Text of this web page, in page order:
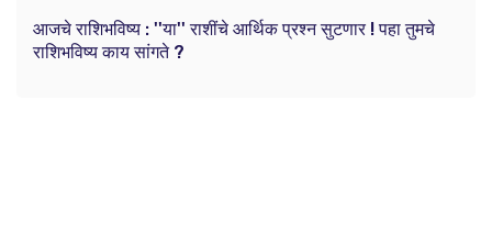
आजचे राशिभविष्य : ''या'' राशींचे आर्थिक प्रश्न सुटणार ! पहा तुमचे
राशिभविष्य काय सांगते ?